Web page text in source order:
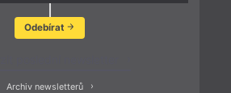
Odebírat
Archiv newsletterů